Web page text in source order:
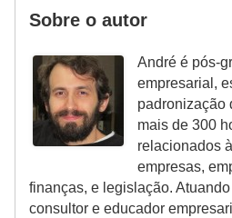
Sobre o autor
André é pós-
empresarial,
padronização
mais de 300
relacionados
empresas,
finanças, e legislação.
consultor e educador